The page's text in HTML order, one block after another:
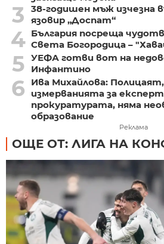
3
38-годишен мъж изчезна
язовир „Доспат“
4 България посреща
Света Богородица –
5 УЕФА готви вот на
Инфантино
6
Ива Михайлова:
измерванията за
прокуратурата, няма
образование
Реклама
ОЩЕ ОТ: ЛИГА НА